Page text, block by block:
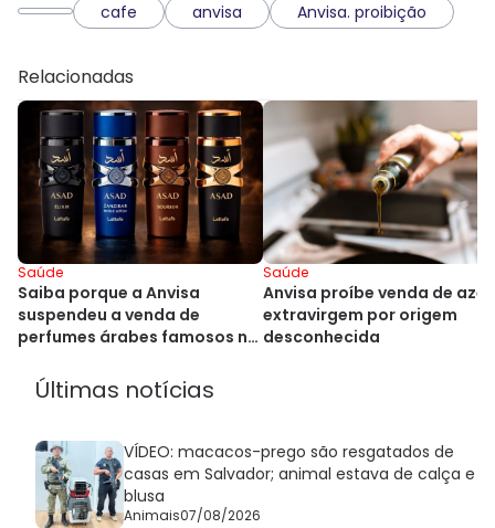
cafe anvisa Anvisa. proibição
Relacionadas
Saúde
Saiba porque a Anvisa
suspendeu a venda de
perfumes árabes famosos no
Saúde
Anvisa proíbe venda de
extravirgem por origem
desconhecida
Últimas notícias
VÍDEO: macacos-prego são resgatados de
casas em Salvador; animal estava de calça e
blusa
Animais07/08/2026